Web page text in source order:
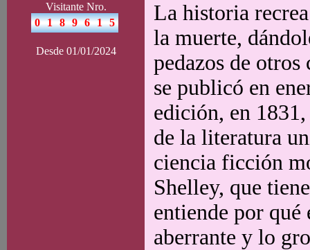
Visitante Nro.
Desde 01/01/2024
La historia
la muerte,
pedazos de
se publicó en
edición, en
de la literatura
ciencia ficción
Shelley, que
entiende por qué
aberrante y lo